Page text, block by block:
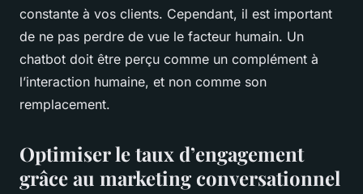
constante à vos clients. Cependant, il est important
de ne pas perdre de vue le facteur humain. Un
chatbot doit être perçu comme un complément à
l’interaction humaine, et non comme son
remplacement.
Optimiser le taux d’engagement
grâce au marketing conversationnel